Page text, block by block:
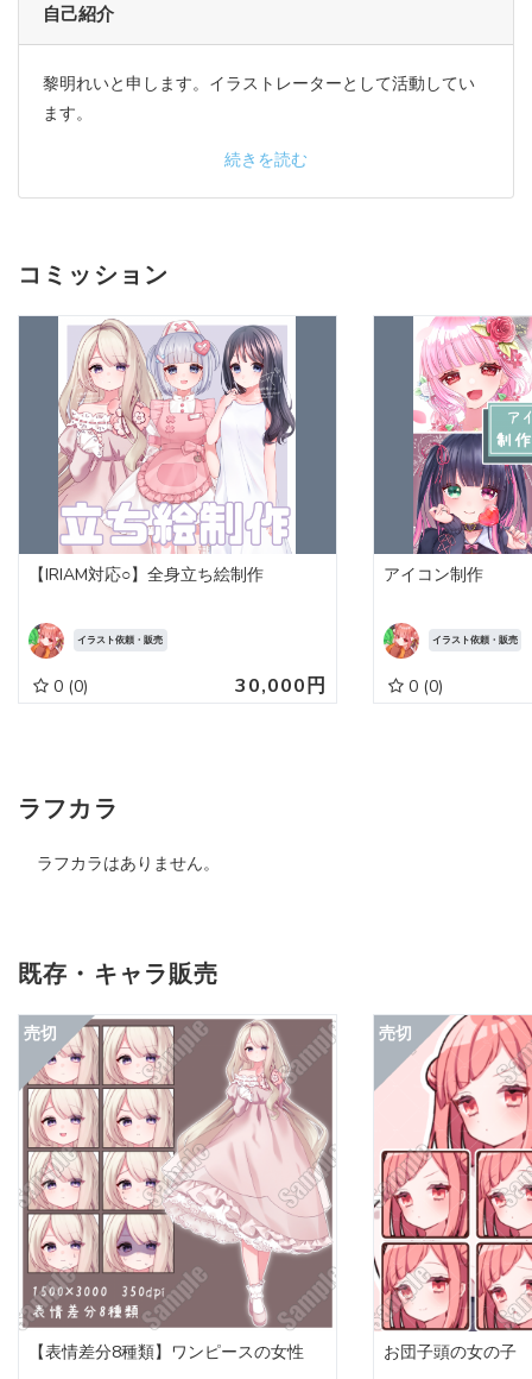
自己紹介
黎明れいと申します。イラストレーターとして活動してい
ます。
続きを読む
コミッション
【IRIAM対応○】全身立ち絵制作
イラスト依頼・販売
0 (0) 30,000円
アイコン制作
イラスト依頼・販売
0 (0)
ラフカラ
ラフカラはありません。
既存・キャラ販売
【表情差分8種類】ワンピースの女性 お団子頭の女の子